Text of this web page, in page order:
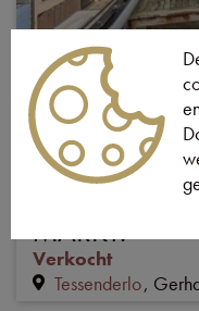
VERKOCHT
MARKT.
Verkocht
Tessenderlo